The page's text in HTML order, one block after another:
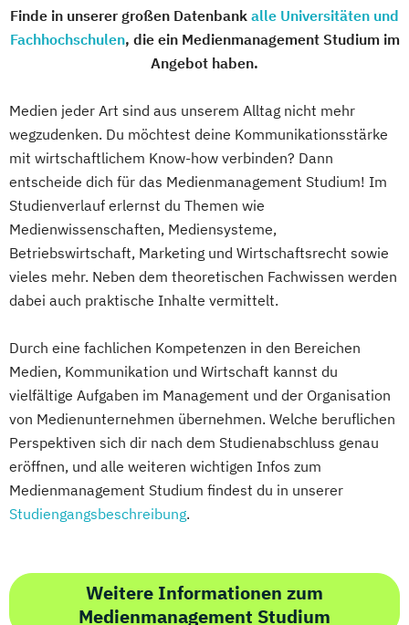
Gesundheitsmanagement
Revenue Management
Sportbusiness Management
Sportökonom (FH) Tourism Consulting
Tourismus Management
Tourismusökonom (FH)
Veranstaltungsökonom (FH)
Vertriebsmanagement
Werbe- und Medienpsychologie
Wirtschaftspsychologie
Diploma Synchronsprecher*in
Diploma Tonmeister*in
Diploma Videoproduzent*in
Fashion & Textiles
Design & Animation
Media Reporter
Music Management
Music and Audio Production Photography
Finde in unserer großen Datenbank alle Universitäten und
Fachhochschulen, die ein Medienmanagement Studium im
Angebot haben.
Medien jeder Art sind aus unserem Alltag nicht mehr
wegzudenken. Du möchtest deine Kommunikationsstärke
mit wirtschaftlichem Know-how verbinden? Dann
entscheide dich für das Medienmanagement Studium! Im
Studienverlauf erlernst du Themen wie
Medienwissenschaften, Mediensysteme,
Betriebswirtschaft, Marketing und Wirtschaftsrecht sowie
vieles mehr. Neben dem theoretischen Fachwissen werden
dabei auch praktische Inhalte vermittelt.
Durch eine fachlichen Kompetenzen in den Bereichen
Medien, Kommunikation und Wirtschaft kannst du
vielfältige Aufgaben im Management und der Organisation
von Medienunternehmen übernehmen. Welche beruflichen
Perspektiven sich dir nach dem Studienabschluss genau
eröffnen, und alle weiteren wichtigen Infos zum
Medienmanagement Studium findest du in unserer
Studiengangsbeschreibung.
Weitere Informationen zum
Medienmanagement Studium